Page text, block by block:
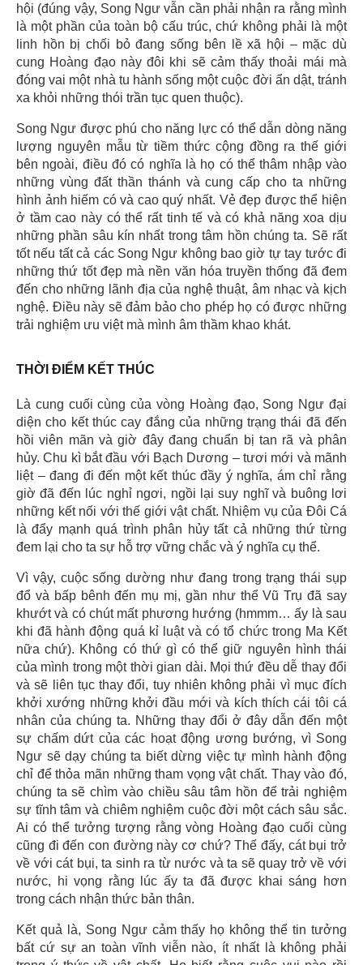
hội (đúng vậy, Song Ngư vẫn cần phải nhận ra rằng mình
là một phần của toàn bộ cấu trúc, chứ không phải là một
linh hồn bị chối bỏ đang sống bên lề xã hội – mặc dù
cung Hoàng đạo này đôi khi sẽ cảm thấy thoải mái mà
đóng vai một nhà tu hành sống một cuộc đời ẩn dật, tránh
xa khỏi những thói trần tục quen thuộc).
Song Ngư được phú cho năng lực có thể dẫn dòng năng
lượng nguyên mẫu từ tiềm thức cộng đồng ra thế giới
bên ngoài, điều đó có nghĩa là họ có thể thâm nhập vào
những vùng đất thần thánh và cung cấp cho ta những
hình ảnh hiếm có và cao quý nhất. Vẻ đẹp được thể hiện
ở tầm cao này có thể rất tinh tế và có khả năng xoa dịu
những phần sâu kín nhất trong tâm hồn chúng ta. Sẽ rất
tốt nếu tất cả các Song Ngư không bao giờ tự tay tước đi
những thứ tốt đẹp mà nền văn hóa truyền thống đã đem
đến cho những lãnh địa của nghệ thuật, âm nhạc và kịch
nghệ. Điều này sẽ đảm bảo cho phép họ có được những
trải nghiệm ưu việt mà mình âm thầm khao khát.
THỜI ĐIỂM KẾT THÚC
Là cung cuối cùng của vòng Hoàng đạo, Song Ngư đại
diện cho kết thúc cay đắng của những trạng thái đã đến
hồi viên mãn và giờ đây đang chuẩn bị tan rã và phân
hủy. Chu kì bắt đầu với Bạch Dương – tươi mới và mãnh
liệt – đang đi đến một kết thúc đầy ý nghĩa, ám chỉ rằng
giờ đã đến lúc nghỉ ngơi, ngồi lại suy nghĩ và buông lơi
những kết nối với thế giới vật chất. Nhiệm vụ của Đôi Cá
là đẩy mạnh quá trình phân hủy tất cả những thứ từng
đem lại cho ta sự hỗ trợ vững chắc và ý nghĩa cụ thể.
Vì vậy, cuộc sống dường như đang trong trạng thái sụp
đổ và bấp bênh đến mụ mị, gần như thể Vũ Trụ đã say
khướt và có chút mất phương hướng (hmmm… ấy là sau
khi đã hành động quá kỉ luật và có tổ chức trong Ma Kết
nữa chứ). Không có thứ gì có thể giữ nguyên hình thái
của mình trong một thời gian dài. Mọi thứ đều dễ thay đổi
và sẽ liên tục thay đổi, tuy nhiên không phải vì mục đích
khởi xướng những khởi đầu mới và kích thích cái tôi cá
nhân của chúng ta. Những thay đổi ở đây dẫn đến một
sự chấm dứt của các hoạt động ương bướng, vì Song
Ngư sẽ dạy chúng ta biết dừng việc tự mình hành động
chỉ để thỏa mãn những tham vọng vật chất. Thay vào đó,
chúng ta sẽ chìm vào chiều sâu tâm hồn để trải nghiệm
sự tĩnh tâm và chiêm nghiệm cuộc đời một cách sâu sắc.
Ai có thể tưởng tượng rằng vòng Hoàng đạo cuối cùng
cũng đi đến con đường này cơ chứ? Thế đấy, cát bụi trở
về với cát bụi, ta sinh ra từ nước và ta sẽ quay trở về với
nước, hi vọng rằng lúc ấy ta đã được khai sáng hơn
trong cách nhận thức bản thân.
Kết quả là, Song Ngư cảm thấy họ không thể tin tưởng
bất cứ sự an toàn vĩnh viễn nào, ít nhất là không phải